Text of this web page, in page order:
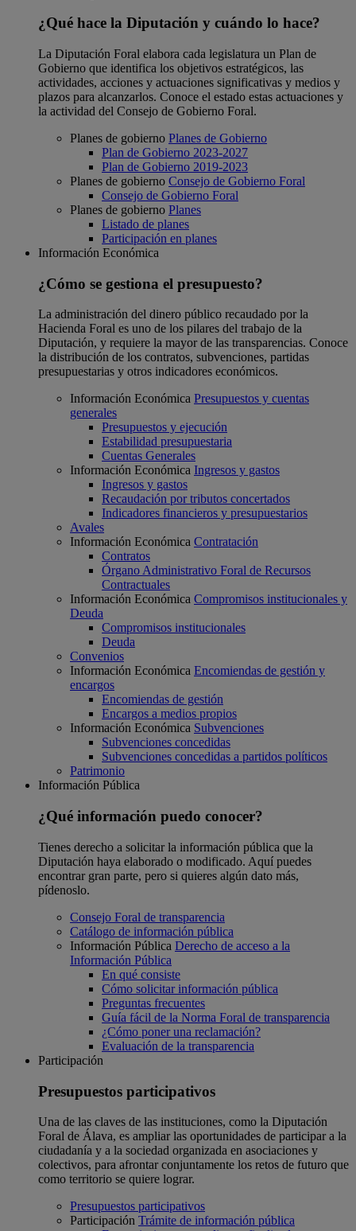
¿Qué hace la Diputación y cuándo lo hace?
La Diputación Foral elabora cada legislatura un Plan de
Gobierno que identifica los objetivos estratégicos, las
actividades, acciones y actuaciones significativas y medios y
plazos para alcanzarlos. Conoce el estado estas actuaciones y
la actividad del Consejo de Gobierno Foral.
Planes de gobierno Planes de Gobierno
Plan de Gobierno 2023-2027
Plan de Gobierno 2019-2023
Planes de gobierno Consejo de Gobierno Foral
Consejo de Gobierno Foral
Planes de gobierno Planes
Listado de planes
Participación en planes
Información Económica
¿Cómo se gestiona el presupuesto?
La administración del dinero público recaudado por la
Hacienda Foral es uno de los pilares del trabajo de la
Diputación, y requiere la mayor de las transparencias. Conoce
la distribución de los contratos, subvenciones, partidas
presupuestarias y otros indicadores económicos.
Información Económica Presupuestos y cuentas
generales
Presupuestos y ejecución
Estabilidad presupuestaria
Cuentas Generales
Información Económica Ingresos y gastos
Ingresos y gastos
Recaudación por tributos concertados
Indicadores financieros y presupuestarios
Avales
Información Económica Contratación
Contratos
Órgano Administrativo Foral de Recursos
Contractuales
Información Económica Compromisos institucionales y
Deuda
Compromisos institucionales
Deuda
Convenios
Información Económica Encomiendas de gestión y
encargos
Encomiendas de gestión
Encargos a medios propios
Información Económica Subvenciones
Subvenciones concedidas
Subvenciones concedidas a partidos políticos
Patrimonio
Información Pública
¿Qué información puedo conocer?
Tienes derecho a solicitar la información pública que la
Diputación haya elaborado o modificado. Aquí puedes
encontrar gran parte, pero si quieres algún dato más,
pídenoslo.
Consejo Foral de transparencia
Catálogo de información pública
Información Pública Derecho de acceso a la
Información Pública
En qué consiste
Cómo solicitar información pública
Preguntas frecuentes
Guía fácil de la Norma Foral de transparencia
¿Cómo poner una reclamación?
Evaluación de la transparencia
Participación
Presupuestos participativos
Una de las claves de las instituciones, como la Diputación
Foral de Álava, es ampliar las oportunidades de participar a la
ciudadanía y a la sociedad organizada en asociaciones y
colectivos, para afrontar conjuntamente los retos de futuro que
como territorio se quiere lograr.
Presupuestos participativos
Participación Trámite de información pública